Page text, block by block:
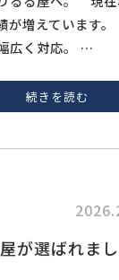
が増えています
広く対応。 …
続きを読む
が選ばれまし